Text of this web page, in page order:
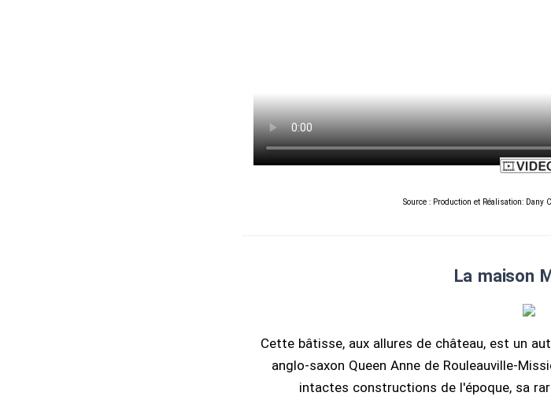
Source : Production et Réalisation: Dany
La maison
Cette bâtisse, aux allures de château, est un
anglo-saxon Queen Anne de Rouleauville-
intactes constructions de l'époque, sa